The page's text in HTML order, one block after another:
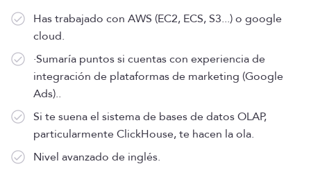
Has trabajado con AWS (EC2, ECS, S3...) o google
cloud.
·Sumaría puntos si cuentas con experiencia de
integración de plataformas de marketing (Google
Ads)..
Si te suena el sistema de bases de datos OLAP,
particularmente ClickHouse, te hacen la ola.
Nivel avanzado de inglés.